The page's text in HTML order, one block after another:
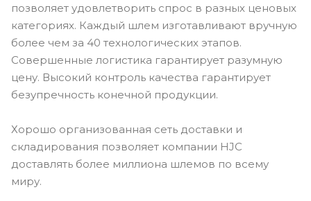
позволяет удовлетворить спрос в разных ценовых
категориях. Каждый шлем изготавливают вручную
более чем за 40 технологических этапов.
Совершенные логистика гарантирует разумную
цену. Высокий контроль качества гарантирует
безупречность конечной продукции.
Хорошо организованная сеть доставки и
складирования позволяет компании HJC
доставлять более миллиона шлемов по всему
миру.